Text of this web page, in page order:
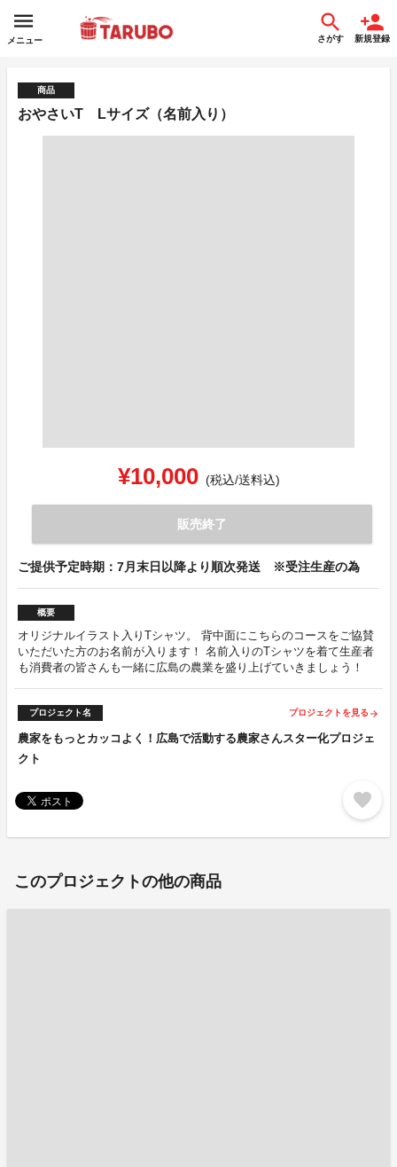
メニュー さがす 新規登録
商品
おやさいT Lサイズ（名前入り）
¥10,000 (税込/送料込)
販売終了
ご提供予定時期：7月末日以降より順次発送 ※受注生産の為
概要
オリジナルイラスト入りTシャツ。 背中面にこちらのコースをご協賛
いただいた方のお名前が入ります！ 名前入りのTシャツを着て生産者
も消費者の皆さんも一緒に広島の農業を盛り上げていきましょう！
プロジェクト名 プロジェクトを見る arrow_forward
農家をもっとカッコよく！広島で活動する農家さんスター化プロジェ
クト
favorite
このプロジェクトの他の商品